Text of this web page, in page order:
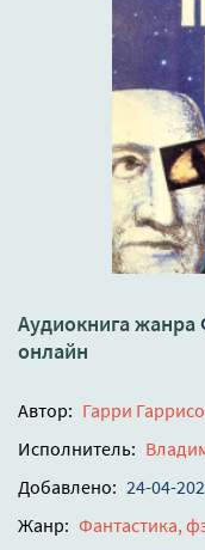
Аудиокнига жанра
онлайн
Автор: Гарри
Исполнитель:
Добавлено: 24-04-
Жанр: Фантастика,